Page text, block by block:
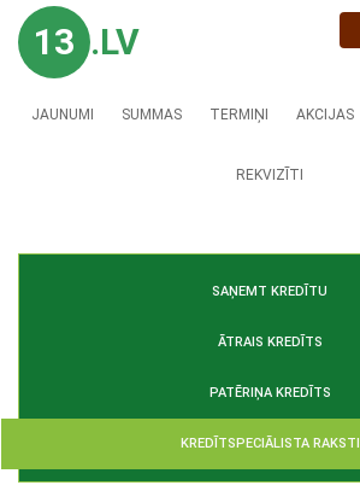
13 .LV
JAUNUMI SUMMAS TERMIŅI AKCIJAS
REKVIZĪTI
SAŅEMT KREDĪTU
ĀTRAIS KREDĪTS
PATĒRIŅA KREDĪTS
KREDĪTSPECIĀLISTA RAKSTI